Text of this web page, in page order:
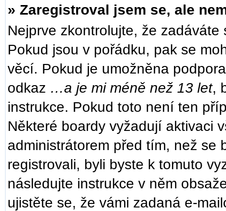
» Zaregistroval jsem se, ale
Nejprve zkontrolujte, že
Pokud jsou v pořádku, pak se
věcí. Pokud je umožněna
odkaz …a je mi méně než 13 let,
instrukce. Pokud toto není ten
Některé boardy vyžadují aktivaci
administrátorem před tím, než se
registrovali, byli byste k tomuto
následujte instrukce v něm
ujistěte se, že vámi zadaná e-